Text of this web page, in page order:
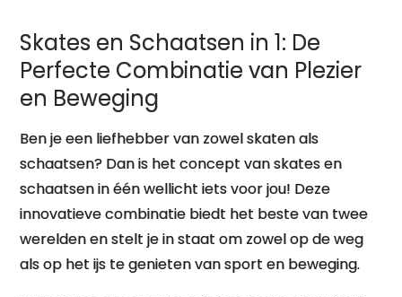
plezier!
Skates en Schaatsen in 1: De
Perfecte Combinatie van Plezier
en Beweging
Ben je een liefhebber van zowel skaten als
schaatsen? Dan is het concept van skates en
schaatsen in één wellicht iets voor jou! Deze
innovatieve combinatie biedt het beste van twee
werelden en stelt je in staat om zowel op de weg
als op het ijs te genieten van sport en beweging.